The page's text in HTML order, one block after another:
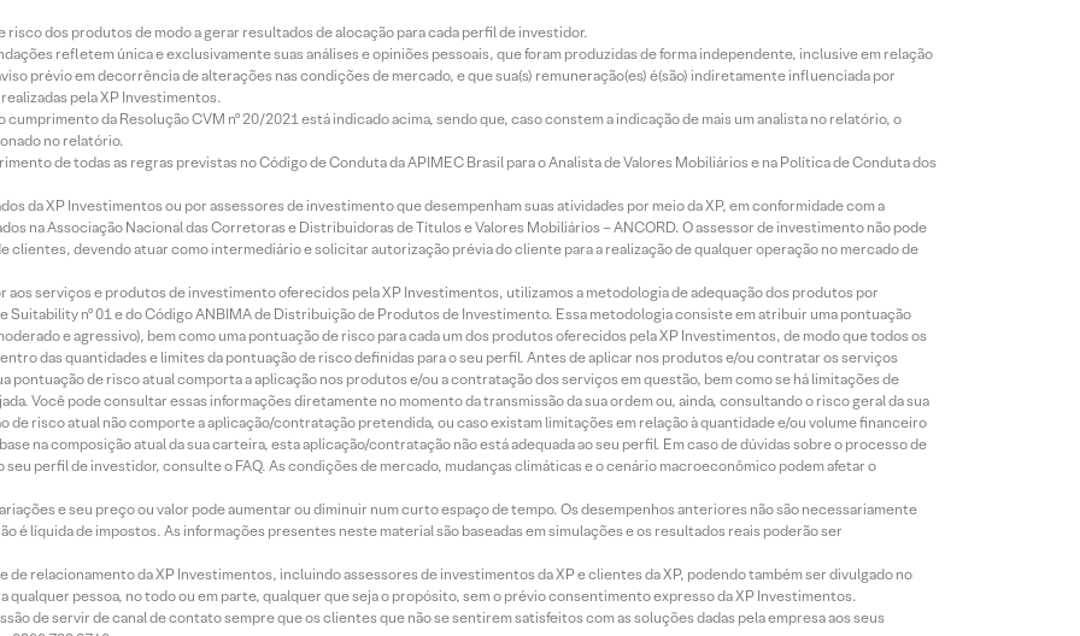
dos produtos de modo a gerar resultados de alocação para cada perfil de investidor.
refletem única e exclusivamente suas análises e opiniões pessoais, que foram produzidas de forma independente, inclusive em relação
prévio em decorrência de alterações nas condições de mercado, e que sua(s) remuneração(es) é(são) indiretamente influenciada por
pela XP Investimentos.
da Resolução CVM nº 20/2021 está indicado acima, sendo que, caso constem a indicação de mais um analista no relatório, o
no relatório.
de todas as regras previstas no Código de Conduta da APIMEC Brasil para o Analista de Valores Mobiliários e na Política de Conduta dos
da XP Investimentos ou por assessores de investimento que desempenham suas atividades por meio da XP, em conformidade com a
na Associação Nacional das Corretoras e Distribuidoras de Títulos e Valores Mobiliários – ANCORD. O assessor de investimento não pode
devendo atuar como intermediário e solicitar autorização prévia do cliente para a realização de qualquer operação no mercado de
aos serviços e produtos de investimento oferecidos pela XP Investimentos, utilizamos a metodologia de adequação dos produtos por
nº 01 e do Código ANBIMA de Distribuição de Produtos de Investimento. Essa metodologia consiste em atribuir uma pontuação
e agressivo), bem como uma pontuação de risco para cada um dos produtos oferecidos pela XP Investimentos, de modo que todos os
das quantidades e limites da pontuação de risco definidas para o seu perfil. Antes de aplicar nos produtos e/ou contratar os serviços
de risco atual comporta a aplicação nos produtos e/ou a contratação dos serviços em questão, bem como se há limitações de
Você pode consultar essas informações diretamente no momento da transmissão da sua ordem ou, ainda, consultando o risco geral da sua
de risco atual não comporte a aplicação/contratação pretendida, ou caso existam limitações em relação à quantidade e/ou volume financeiro
na composição atual da sua carteira, esta aplicação/contratação não está adequada ao seu perfil. Em caso de dúvidas sobre o processo de
perfil de investidor, consulte o FAQ. As condições de mercado, mudanças climáticas e o cenário macroeconômico podem afetar o
e seu preço ou valor pode aumentar ou diminuir num curto espaço de tempo. Os desempenhos anteriores não são necessariamente
é líquida de impostos. As informações presentes neste material são baseadas em simulações e os resultados reais poderão ser
relacionamento da XP Investimentos, incluindo assessores de investimentos da XP e clientes da XP, podendo também ser divulgado no
qualquer pessoa, no todo ou em parte, qualquer que seja o propósito, sem o prévio consentimento expresso da XP Investimentos.
de servir de canal de contato sempre que os clientes que não se sentirem satisfeitos com as soluções dadas pela empresa aos seus